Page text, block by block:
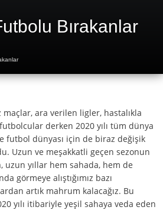
Bırakanlar
maçlar, ara verilen ligler, hastalıkla
derken 2020 yılı tüm dünya
futbol dünyası için de biraz değişik
Uzun ve meşakkatli geçen sezonun
uzun yıllar hem sahada, hem de
görmeye alıştığımız bazı
artık mahrum kalacağız. Bu
yılı itibariyle yeşil sahaya veda eden